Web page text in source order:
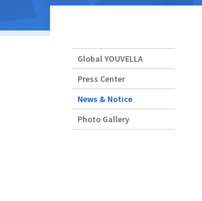
Global YOUVELLA
Press Center
News & Notice
Photo Gallery